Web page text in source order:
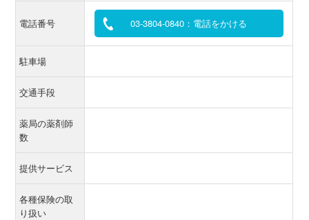
電話番号 03-3804-0840：電話をかける
駐車場
交通手段
薬局の薬剤師
数
提供サービス
各種保険の取
り扱い